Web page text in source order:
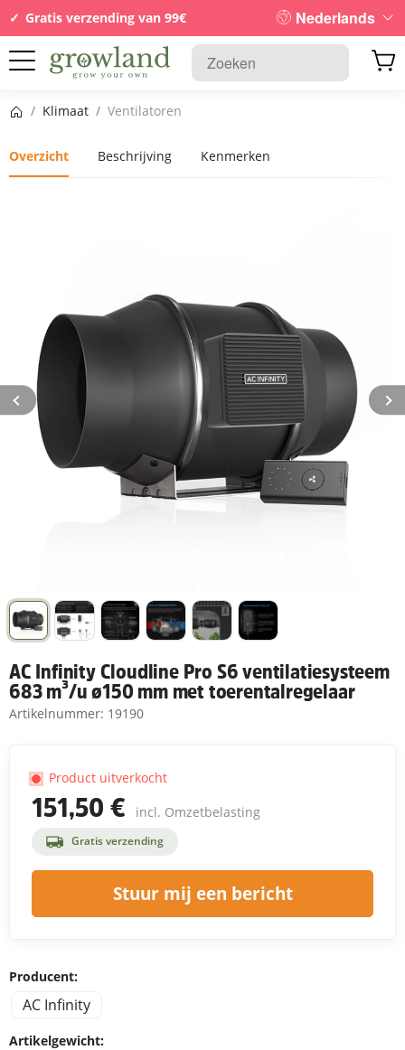
Gratis verzending van 99€ Nederlands
Startpagina
/ Klimaat / Ventilatoren
Overzicht Beschrijving Kenmerken
AC Infinity Cloudline Pro S6 ventilatiesysteem
683 m³/u ø150 mm met toerentalregelaar
Artikelnummer: 19190
151,50 € incl. Omzetbelasting
Gratis verzending
Product uitverkocht
Stuur mij een bericht
Producent:
AC Infinity
Artikelgewicht: